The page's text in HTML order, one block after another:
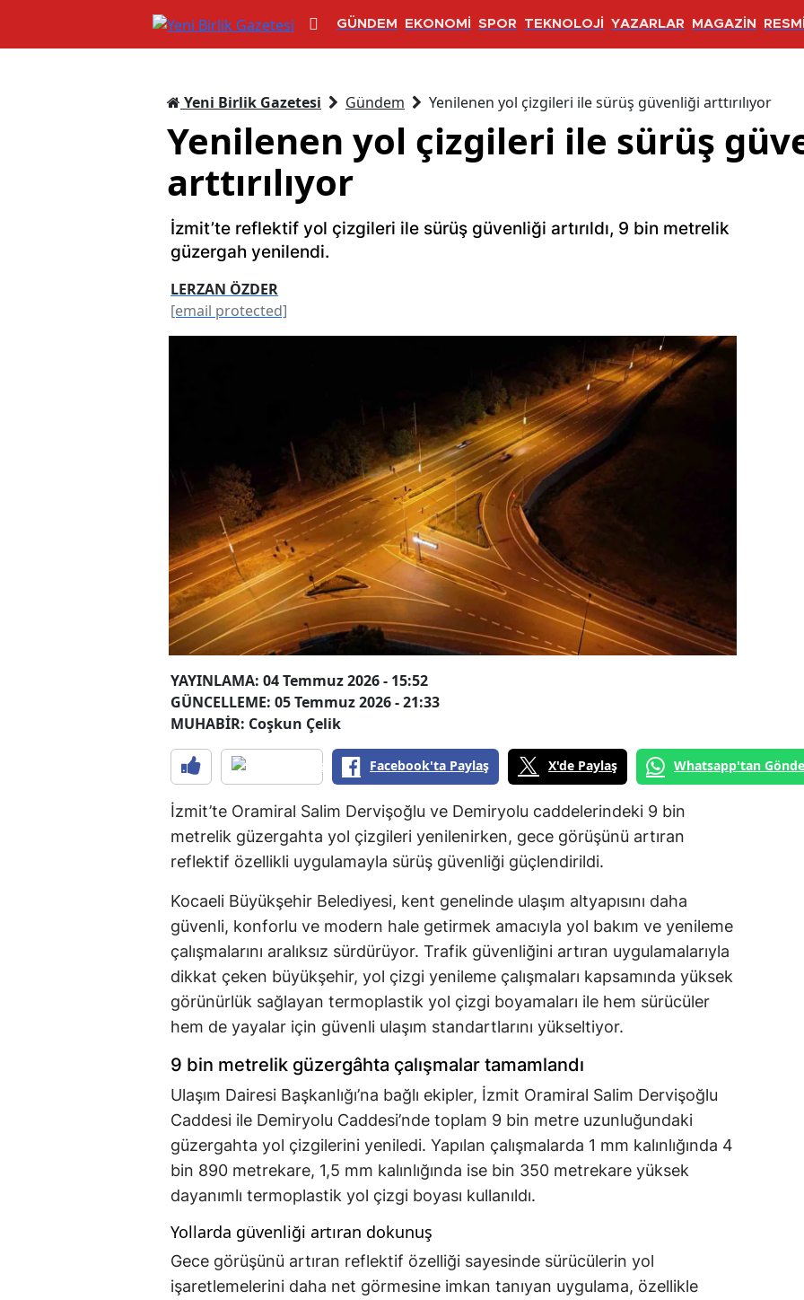
GÜNDEM EKONOMİ SPOR TEKNOLOJİ YAZARLAR MAGAZİN
Yeni Birlik Gazetesi Gündem Yenilenen yol çizgileri ile sürüş güvenliği arttırılıyor
Yenilenen yol çizgileri ile sürüş
arttırılıyor
İzmit’te reflektif yol çizgileri ile sürüş güvenliği artırıldı, 9 bin metrelik
güzergah yenilendi.
LERZAN ÖZDER
[email protected]
YAYINLAMA: 04 Temmuz 2026 - 15:52
GÜNCELLEME: 05 Temmuz 2026 - 21:33
MUHABİR: Coşkun Çelik
Facebook'ta Paylaş X'de Paylaş Whatsapp'tan
İzmit’te Oramiral Salim Dervişoğlu ve Demiryolu caddelerindeki 9 bin
metrelik güzergahta yol çizgileri yenilenirken, gece görüşünü artıran
reflektif özellikli uygulamayla sürüş güvenliği güçlendirildi.
Kocaeli Büyükşehir Belediyesi, kent genelinde ulaşım altyapısını daha
güvenli, konforlu ve modern hale getirmek amacıyla yol bakım ve yenileme
çalışmalarını aralıksız sürdürüyor. Trafik güvenliğini artıran uygulamalarıyla
dikkat çeken büyükşehir, yol çizgi yenileme çalışmaları kapsamında yüksek
görünürlük sağlayan termoplastik yol çizgi boyamaları ile hem sürücüler
hem de yayalar için güvenli ulaşım standartlarını yükseltiyor.
9 bin metrelik güzergâhta çalışmalar tamamlandı
Ulaşım Dairesi Başkanlığı’na bağlı ekipler, İzmit Oramiral Salim Dervişoğlu
Caddesi ile Demiryolu Caddesi’nde toplam 9 bin metre uzunluğundaki
güzergahta yol çizgilerini yeniledi. Yapılan çalışmalarda 1 mm kalınlığında 4
bin 890 metrekare, 1,5 mm kalınlığında ise bin 350 metrekare yüksek
dayanımlı termoplastik yol çizgi boyası kullanıldı.
Yollarda güvenliği artıran dokunuş
Gece görüşünü artıran reflektif özelliği sayesinde sürücülerin yol
işaretlemelerini daha net görmesine imkan tanıyan uygulama, özellikle